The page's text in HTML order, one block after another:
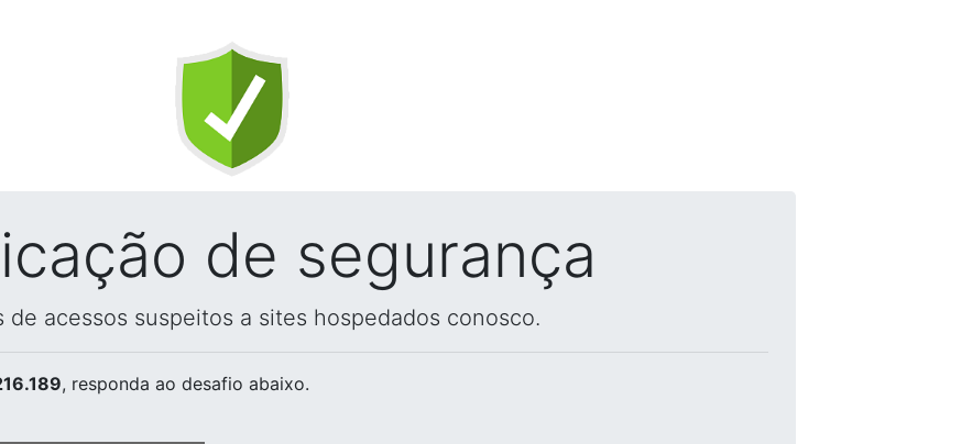
de segurança
acessos suspeitos a sites hospedados conosco.
, responda ao desafio abaixo.